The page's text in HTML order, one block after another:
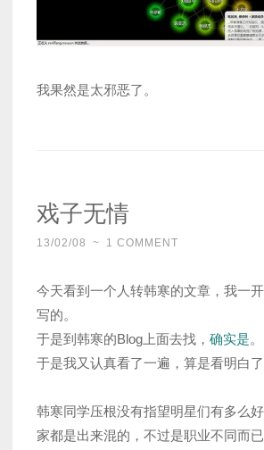
我果然是太邪恶了。
戏子无情
13/02/08 ~ 1 COMMENT
今天看到一个人转韩寒的文章，我一
写的。
于是到韩寒的Blog上面去找， 确实是。
于是我又认真看了一遍，算是看明白了
韩寒同学压根没有指望明星们有多么
家都是出来混的，不过是职业不同而